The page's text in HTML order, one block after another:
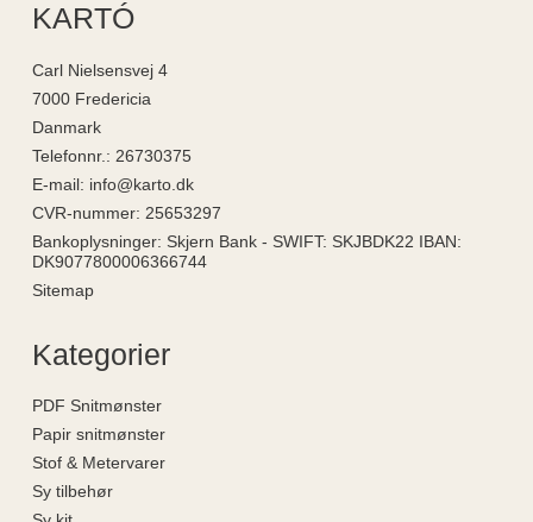
KARTÓ
Carl Nielsensvej 4
7000 Fredericia
Danmark
Telefonnr. : 26730375
E-mail: info@karto.dk
CVR-nummer: 25653297
Bankoplysninger: Skjern Bank - SWIFT: SKJBDK22 IBAN:
DK9077800006366744
Sitemap
Kategorier
PDF Snitmønster
Papir snitmønster
Stof & Metervarer
Sy tilbehør